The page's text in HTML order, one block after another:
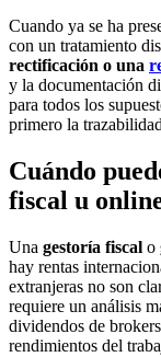
Cuando ya se ha
con un tratamiento
rectificación o una
y la documentación
para todos los
primero la
Cuándo
fiscal u
Una gestoría fiscal o
hay rentas
extranjeras no son
requiere un análisis
dividendos de
rendimientos del